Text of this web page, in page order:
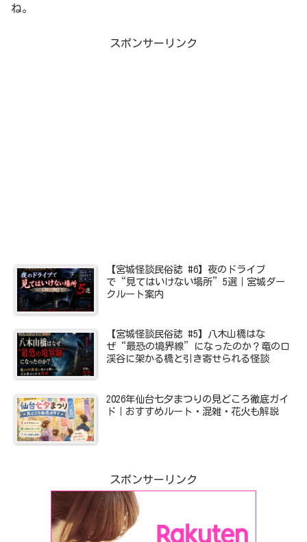
ね。
スポンサーリンク
【宮城怪談民俗誌 #6】夜のドライブ
で“見てはいけない場所”5選｜宮城ダー
クルート案内
【宮城怪談民俗誌 #5】八木山橋はな
ぜ“最恐の境界線”になったのか？竜の口
渓谷に架かる橋と引き寄せられる怪談
2026年仙台七夕まつりの見どころ徹底ガイ
ド｜おすすめルート・混雑・花火も解説
スポンサーリンク